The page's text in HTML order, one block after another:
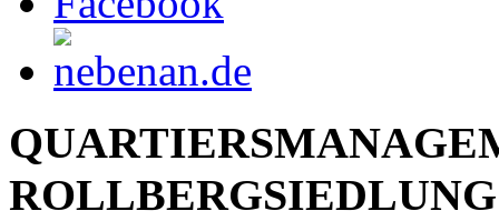
ROLLBERGSIEDLUNG